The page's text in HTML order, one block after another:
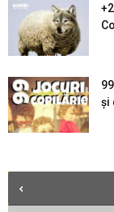
şi